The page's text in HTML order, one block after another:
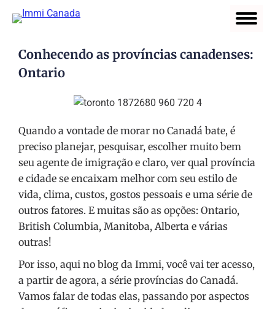
Conhecendo as províncias canadenses:
Ontario
Quando a vontade de morar no Canadá bate, é
preciso planejar, pesquisar, escolher muito bem
seu agente de imigração e claro, ver qual província
e cidade se encaixam melhor com seu estilo de
vida, clima, custos, gostos pessoais e uma série de
outros fatores. E muitas são as opções: Ontario,
British Columbia, Manitoba, Alberta e várias
outras!
Por isso, aqui no blog da Immi, você vai ter acesso,
a partir de agora, a série províncias do Canadá.
Vamos falar de todas elas, passando por aspectos